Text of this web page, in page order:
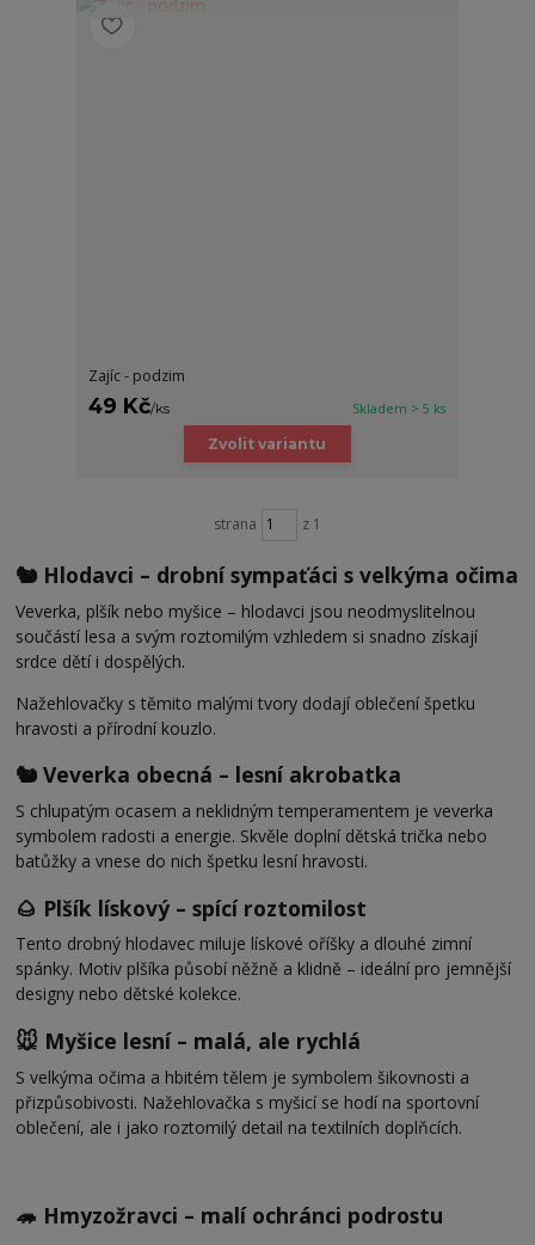
Zajíc - podzim
49 Kč/ks Skladem > 5 ks
Zvolit variantu
strana z 1
🐿️ Hlodavci – drobní sympaťáci s velkýma očima
Veverka, plšík nebo myšice – hlodavci jsou neodmyslitelnou
součástí lesa a svým roztomilým vzhledem si snadno získají
srdce dětí i dospělých.
Nažehlovačky s těmito malými tvory dodají oblečení špetku
hravosti a přírodní kouzlo.
🐿️ Veverka obecná – lesní akrobatka
S chlupatým ocasem a neklidným temperamentem je veverka
symbolem radosti a energie. Skvěle doplní dětská trička nebo
batůžky a vnese do nich špetku lesní hravosti.
🌰 Plšík lískový – spící roztomilost
Tento drobný hlodavec miluje lískové oříšky a dlouhé zimní
spánky. Motiv plšíka působí něžně a klidně – ideální pro jemnější
designy nebo dětské kolekce.
🐭 Myšice lesní – malá, ale rychlá
S velkýma očima a hbitém tělem je symbolem šikovnosti a
přizpůsobivosti. Nažehlovačka s myšicí se hodí na sportovní
oblečení, ale i jako roztomilý detail na textilních doplňcích.
🦔 Hmyzožravci – malí ochránci podrostu